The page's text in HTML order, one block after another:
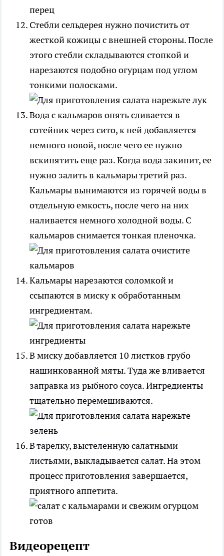
Стебли сельдерея нужно почистить от
жесткой кожицы с внешней стороны. После
этого стебли складываются стопкой и
нарезаются подобно огурцам под углом
тонкими полосками.
Вода с кальмаров опять сливается в
сотейник через сито, к ней добавляется
немного новой, после чего ее нужно
вскипятить еще раз. Когда вода закипит, ее
нужно залить в кальмары третий раз.
Кальмары вынимаются из горячей воды в
отдельную емкость, после чего на них
наливается немного холодной воды. С
кальмаров снимается тонкая пленочка.
Кальмары нарезаются соломкой и
ссыпаются в миску к обработанным
ингредиентам.
В миску добавляется 10 листков грубо
нашинкованной мяты. Туда же вливается
заправка из рыбного соуса. Ингредиенты
тщательно перемешиваются.
В тарелку, выстеленную салатными
листьями, выкладывается салат. На этом
процесс приготовления завершается,
приятного аппетита.
Видеорецепт